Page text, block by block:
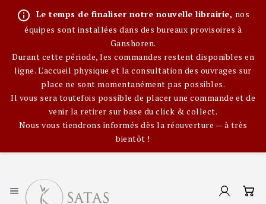
info_outline Le temps de finaliser notre nouvelle librairie, nos
équipes sont installées dans des bureaux provisoires à
Ganshoren.
Durant cette période, les commandes restent disponibles en
ligne. L'accueil physique et la consultation des ouvrages sur
place ne sont momentanément pas possibles.
Il vous sera toutefois possible de placer une commande et de
venir la retirer sur base du click & collect.
Nous vous tiendrons informés dès la réouverture — à très
bientôt !
